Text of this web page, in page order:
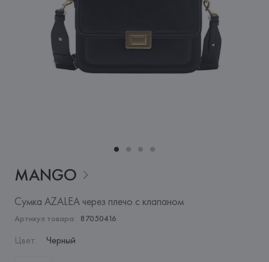
MANGO
Сумка AZALEA через плечо с клапаном
Артикул товара: 87050416
Цвет: Черный